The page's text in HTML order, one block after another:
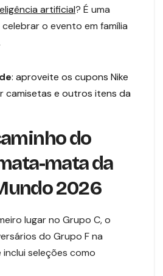
artificial? É uma
o evento em família
: aproveite os cupons Nike
camisetas e outros itens da
do
mata da
2026
lugar no Grupo C, o
do Grupo F na
inclui seleções como